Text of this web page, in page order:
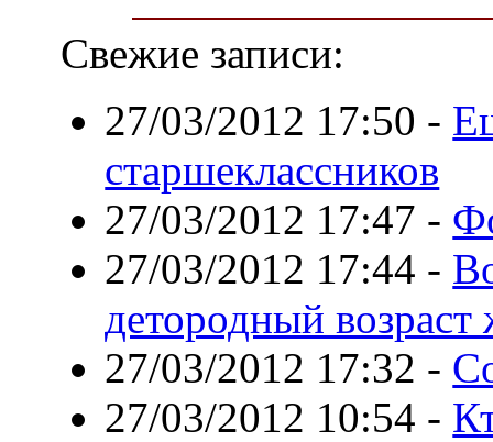
Свежие записи:
27/03/2012 17:50 -
старшеклассников
27/03/2012 17:47 -
27/03/2012 17:44 -
детородный
27/03/2012 17:32 -
27/03/2012 10:54 -